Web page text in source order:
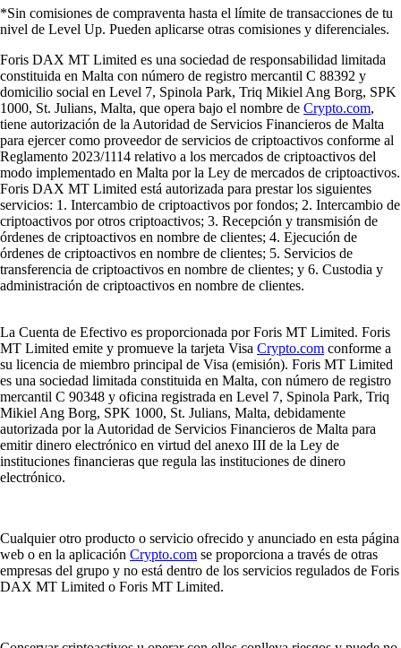
*Sin comisiones de compraventa hasta el límite de transacciones de tu
nivel de Level Up. Pueden aplicarse otras comisiones y diferenciales.
Foris DAX MT Limited es una sociedad de responsabilidad limitada
constituida en Malta con número de registro mercantil C 88392 y
domicilio social en Level 7, Spinola Park, Triq Mikiel Ang Borg, SPK
1000, St. Julians, Malta, que opera bajo el nombre de Crypto.com,
tiene autorización de la Autoridad de Servicios Financieros de Malta
para ejercer como proveedor de servicios de criptoactivos conforme al
Reglamento 2023/1114 relativo a los mercados de criptoactivos del
modo implementado en Malta por la Ley de mercados de criptoactivos.
Foris DAX MT Limited está autorizada para prestar los siguientes
servicios: 1. Intercambio de criptoactivos por fondos; 2. Intercambio de
criptoactivos por otros criptoactivos; 3. Recepción y transmisión de
órdenes de criptoactivos en nombre de clientes; 4. Ejecución de
órdenes de criptoactivos en nombre de clientes; 5. Servicios de
transferencia de criptoactivos en nombre de clientes; y 6. Custodia y
administración de criptoactivos en nombre de clientes.
La Cuenta de Efectivo es proporcionada por Foris MT Limited. Foris
MT Limited emite y promueve la tarjeta Visa Crypto.com conforme a
su licencia de miembro principal de Visa (emisión). Foris MT Limited
es una sociedad limitada constituida en Malta, con número de registro
mercantil C 90348 y oficina registrada en Level 7, Spinola Park, Triq
Mikiel Ang Borg, SPK 1000, St. Julians, Malta, debidamente
autorizada por la Autoridad de Servicios Financieros de Malta para
emitir dinero electrónico en virtud del anexo III de la Ley de
instituciones financieras que regula las instituciones de dinero
electrónico.
Cualquier otro producto o servicio ofrecido y anunciado en esta página
web o en la aplicación Crypto.com se proporciona a través de otras
empresas del grupo y no está dentro de los servicios regulados de Foris
DAX MT Limited o Foris MT Limited.